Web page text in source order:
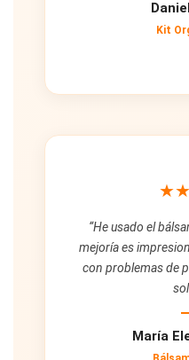
Kit
“He usado el
mejoría es
con problemas de
María